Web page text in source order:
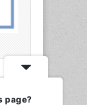
page?